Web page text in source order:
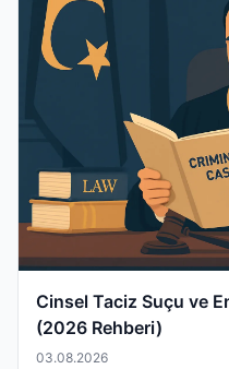
Cinsel Taciz Suçu ve
(2026 Rehberi)
03.08.2026